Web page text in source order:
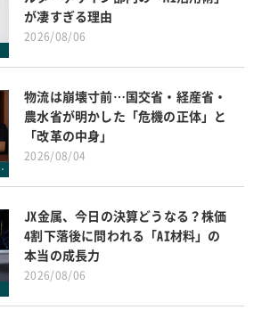
が凄すぎる理由
2026/08/06
SCM
物流は崩壊寸前…国交省・経産省・
農水省が明かした「危機の正体」と
「改革の中身」
2026/08/04
JX金属、今日の決算どうなる？株価
4割下落後に問われる「AI材料」の
本当の成長力
2026/08/06